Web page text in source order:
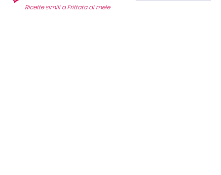
Ricette simili a Frittata di mele